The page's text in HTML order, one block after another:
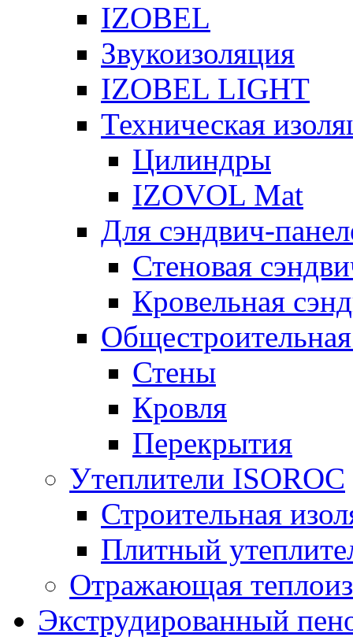
IZOBEL
Звукоизоляция
IZOBEL LIGHT
Техническая
Цилиндры
IZOVOL Mat
Для сэндвич-
Стеновая
Кровельная
Стены
Кровля
Перекрытия
Утеплители ISOROC
Строительная
Плитный
Отражающая
Экструдированный